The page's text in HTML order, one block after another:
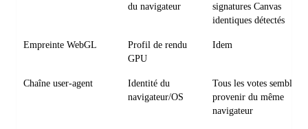
du navigateur
signatures Canvas
identiques détectés
Empreinte WebGL
Profil de rendu
GPU
Idem
Chaîne user-agent
Identité du
navigateur/OS
Tous les votes semblent
provenir du même
navigateur